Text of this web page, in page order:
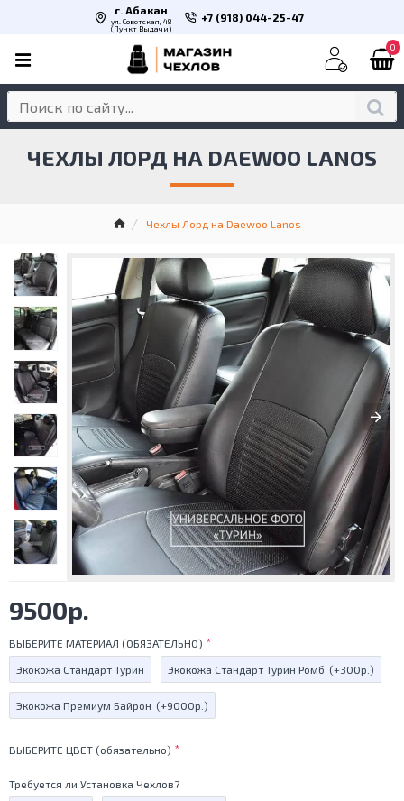
г. Абакан
ул. Советская, 48
(Пункт Выдачи)
+7 (918) 044-25-47
0
Чехлы Лорд на Daewoo Lanos
ЧЕХЛЫ ЛОРД НА DAEWOO LANOS
9500р.
ВЫБЕРИТЕ МАТЕРИАЛ (ОБЯЗАТЕЛЬНО)
Экокожа Стандарт Турин Экокожа Стандарт Турин Ромб (+300р.)
Экокожа Премиум Байрон (+9000р.)
ВЫБЕРИТЕ ЦВЕТ (обязательно)
Требуется ли Установка Чехлов?